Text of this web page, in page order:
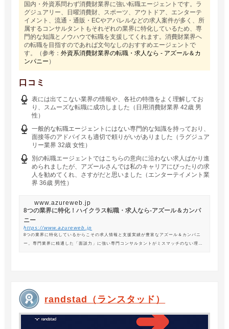
国内・外資系問わず消費財業界に強い転職エージェントです。ラ
グジュアリー、日曜消費財、スポーツ、アウトドア、エンターテ
イメント、流通・通販・ECやアパレルなどの求人案件が多く、所
属するコンサルタントもそれぞれの業界に特化しているため、専
門的な知識とノウハウで転職を支援してくれます。消費財業界へ
の転職を目指すのであれば文句なしのおすすめエージェントで
す。（参考：外資系消費財業界の転職・求人なら - アズール＆カ
ンパニー ）
口コミ
表には出てこない業界の情報や、各社の特徴をよく理解してお
り、スムーズな転職に成功しました（日用消費財業界 42歳 男
性）
一般的な転職エージェントにはない専門的な知識を持っており、
面接等のアドバイスも適切で頼りがいがありました（ラグジュア
リー業界 32歳 女性）
別の転職エージェントではこちらの意向に沿わない求人ばかり進
められましたが、アズールさんでは私のキャリアにぴったりの求
人を勧めてくれ、さすがだと思いました（エンターテイメント業
界 36歳 男性）
www.azureweb.jp
8つの業界に特化！ハイクラス転職・求人なら-アズール＆カンパ
ニー
https://www.azureweb.jp
8つの業界に特化しているからこその求人情報と支援実績が豊富なアズール＆カンパニ
ー。専門業界に精通した「面談力」に強い専門コンサルタントがミスマッチのない理想
randstad（ランスタッド）